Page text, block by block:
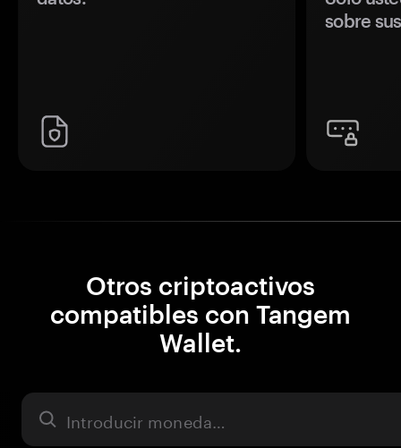
sobre
Otros criptoactivos
compatibles con Tangem
Wallet.
Activo